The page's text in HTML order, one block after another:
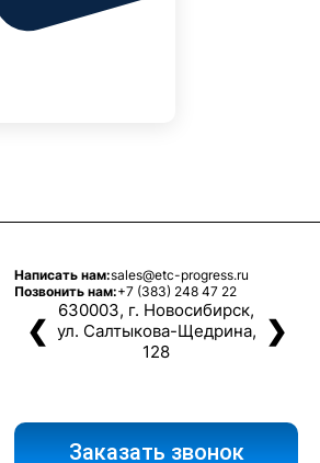
Написать нам:sales@etc-progress.ru
Позвонить нам:+7 (383) 248 47 22
630003, г. Новосибирск,
ул. Салтыкова-Щедрина,
128
❮ ❯
Заказать звонок